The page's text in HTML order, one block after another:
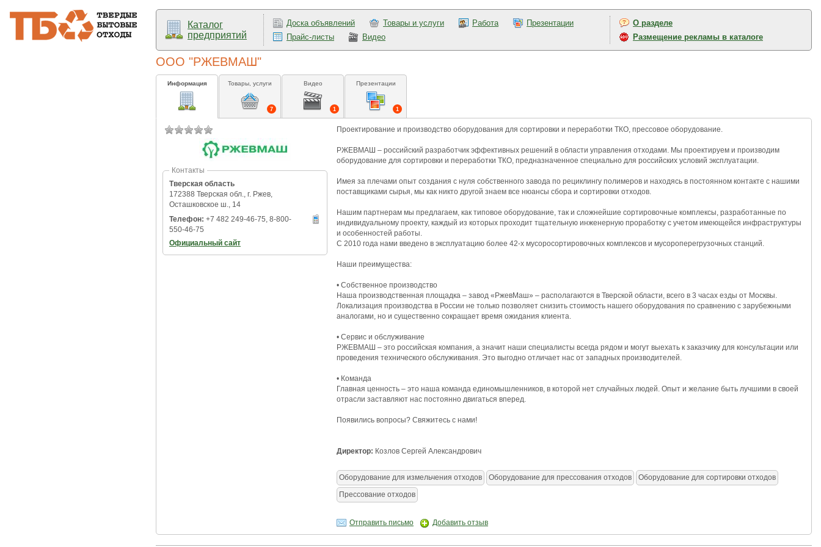
Каталог
предприятий
Доска объявлений Товары и услуги Работа
Презентации
Прайс-листы
Видео
О разделе
Размещение рекламы в каталоге
ООО "РЖЕВМАШ"
Информация
7
Товары, услуги
1
Видео
1
Презентации
Контакты
Тверская область
172388 Тверская обл., г. Ржев,
Осташковское ш., 14
Телефон: +7 482 249-46-75, 8-800-
550-46-75
Официальный сайт
Проектирование и производство оборудования для сортировки и переработки ТКО, прессовое оборудование.
РЖЕВМАШ – российский разработчик эффективных решений в области управления отходами. Мы проектируем и производим
оборудование для сортировки и переработки ТКО, предназначенное специально для российских условий эксплуатации.
Имея за плечами опыт создания с нуля собственного завода по рециклингу полимеров и находясь в постоянном контакте с нашими
поставщиками сырья, мы как никто другой знаем все нюансы сбора и сортировки отходов.
Нашим партнерам мы предлагаем, как типовое оборудование, так и сложнейшие сортировочные комплексы, разработанные по
индивидуальному проекту, каждый из которых проходит тщательную инженерную проработку с учетом имеющейся инфраструктуры
и особенностей работы.
С 2010 года нами введено в эксплуатацию более 42-х мусоросортировочных комплексов и мусороперегрузочных станций.
Наши преимущества:
• Собственное производство
Наша производственная площадка – завод «РжевМаш» – располагаются в Тверской области, всего в 3 часах езды от Москвы.
Локализация производства в России не только позволяет снизить стоимость нашего оборудования по сравнению с зарубежными
аналогами, но и существенно сокращает время ожидания клиента.
• Сервис и обслуживание
РЖЕВМАШ – это российская компания, а значит наши специалисты всегда рядом и могут выехать к заказчику для консультации или
проведения технического обслуживания. Это выгодно отличает нас от западных производителей.
• Команда
Главная ценность – это наша команда единомышленников, в которой нет случайных людей. Опыт и желание быть лучшими в своей
отрасли заставляют нас постоянно двигаться вперед.
Появились вопросы? Свяжитесь с нами!
Директор: Козлов Сергей Александрович
Оборудование для измельчения отходов Оборудование для прессования отходов
Оборудование для сортировки отходов
Прессование отходов
Отправить письмо Добавить отзыв